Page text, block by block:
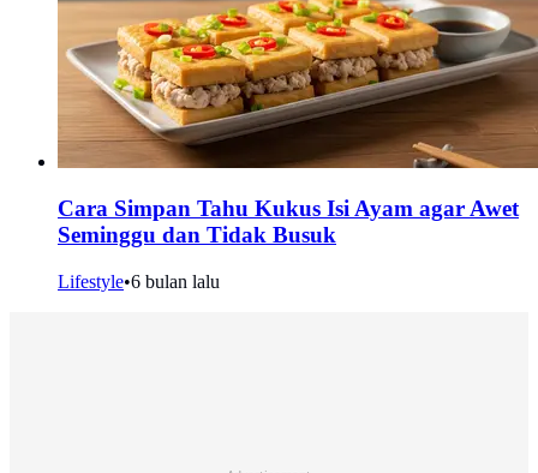
Cara Simpan Tahu Kukus Isi Ayam agar Awet
Seminggu dan Tidak Busuk
Lifestyle•6 bulan lalu